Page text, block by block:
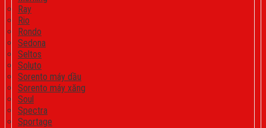
Ray
Rio
Rondo
Sedona
Seltos
Soluto
Sorento máy dầu
Sorento máy xăng
Soul
Spectra
Sportage